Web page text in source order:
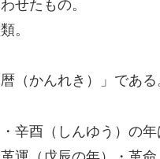
せたもの。
。
（かんれき）」である
辛酉（しんゆう）の